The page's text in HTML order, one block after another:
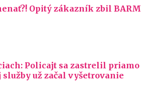
Opitý zákazník zbil
Policajt sa zastrelil
už začal vyšetrovanie